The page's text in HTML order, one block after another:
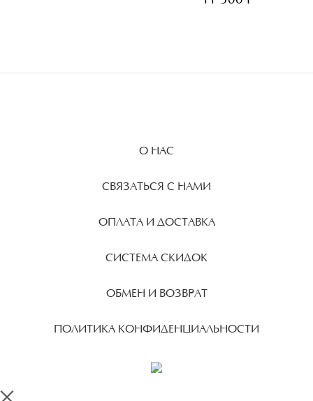
О НАС
СВЯЗАТЬСЯ С НАМИ
ОПЛАТА И ДОСТАВКА
СИСТЕМА СКИДОК
ОБМЕН И ВОЗВРАТ
ПОЛИТИКА КОНФИДЕНЦИАЛЬНОСТИ